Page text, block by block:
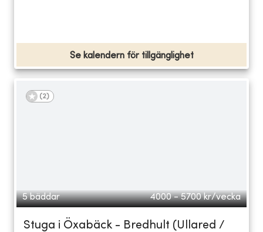
Se kalendern för tillgänglighet
(2)
5 bäddar 4000 - 5700 kr/vecka
Stuga i Öxabäck - Bredhult (Ullared /